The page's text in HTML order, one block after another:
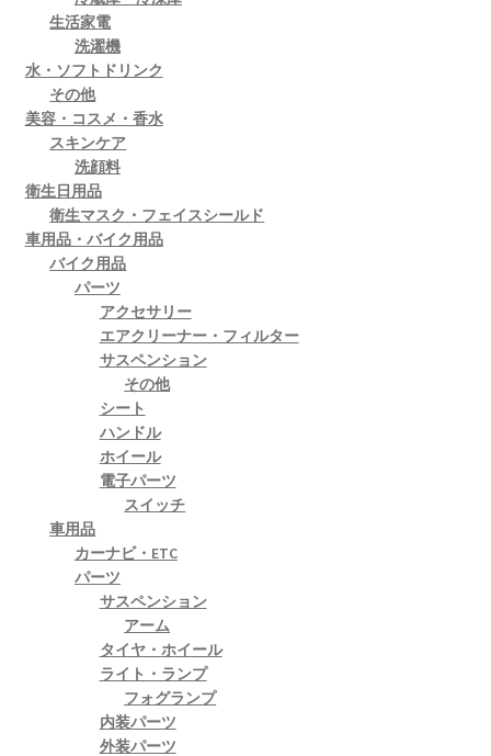
生活家電
洗濯機
水・ソフトドリンク
その他
美容・コスメ・香水
スキンケア
洗顔料
衛生日用品
衛生マスク・フェイスシールド
車用品・バイク用品
バイク用品
パーツ
アクセサリー
エアクリーナー・フィルター
サスペンション
その他
シート
ハンドル
ホイール
電子パーツ
スイッチ
車用品
カーナビ・ETC
パーツ
サスペンション
アーム
タイヤ・ホイール
ライト・ランプ
フォグランプ
内装パーツ
外装パーツ